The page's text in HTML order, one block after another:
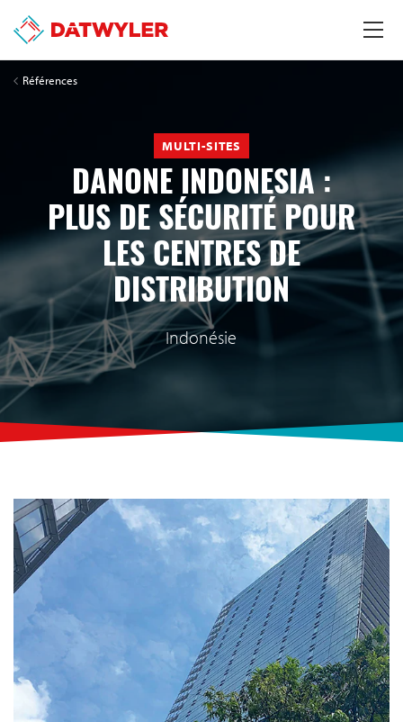
Références
MULTI-SITES
DANONE INDONESIA :
PLUS DE SÉCURITÉ POUR
LES CENTRES DE
DISTRIBUTION
Indonésie